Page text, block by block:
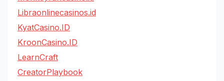
Libraonlinecasinos.id
KyatCasino.ID
KroonCasino.ID
LearnCraft
CreatorPlaybook